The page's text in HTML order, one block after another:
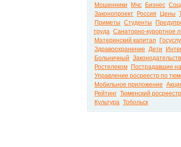
Мошенники
Мчс Бизнес
Законопроект
Россия Цены
Приметы Студенты
труда Санаторно-курортное
Материнский капитал
Здравоохранение Дети
Больничный
Ростелеком
Пострадавшие
Управление росреестр по
Мобильное приложение
Рейтинг Тюменский росреестр
Культура Тобольск